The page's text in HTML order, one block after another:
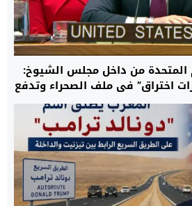
المتحدة من داخل مجلس الشيوخ:
اختراق” في ملف الصحراء وتدفع
واقعية تنهي نزاع الخمسة
عقود